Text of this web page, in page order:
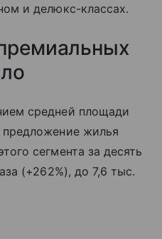
и делюкс-классах.
средней площади
жилья
сегмента за десять
(+262%), до 7,6 тыс.